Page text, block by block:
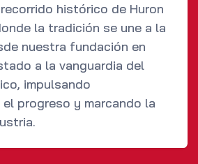
histórico de Huron
la tradición se une a la
nuestra fundación en
a la vanguardia del
impulsando
progreso y marcando la